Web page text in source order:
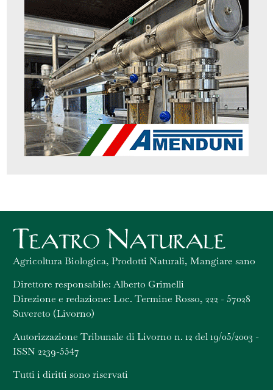
Agricoltura Biologica, Prodotti Naturali, Mangiare sano
Direttore responsabile: Alberto Grimelli
Direzione e redazione: Loc. Termine Rosso, 222 - 57028
Suvereto (Livorno)
Autorizzazione Tribunale di Livorno n. 12 del 19/05/2003 -
ISSN 2239-5547
Tutti i diritti sono riservati